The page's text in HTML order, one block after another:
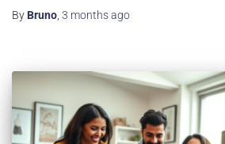
By Bruno 3 monthsago